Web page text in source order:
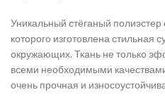
Уникальный стёганый полиэстер
которого изготовлена стильная
окружающих. Ткань не только
всеми необходимыми
очень прочная и